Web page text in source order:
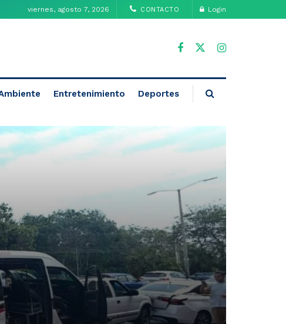
viernes, agosto 7, 2026 CONTACTO Login
Entretenimiento Deportes